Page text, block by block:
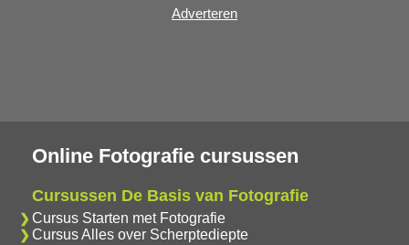
Adverteren
Online Fotografie cursussen
Cursussen De Basis van Fotografie
Cursus Starten met Fotografie
Cursus Alles over Scherptediepte